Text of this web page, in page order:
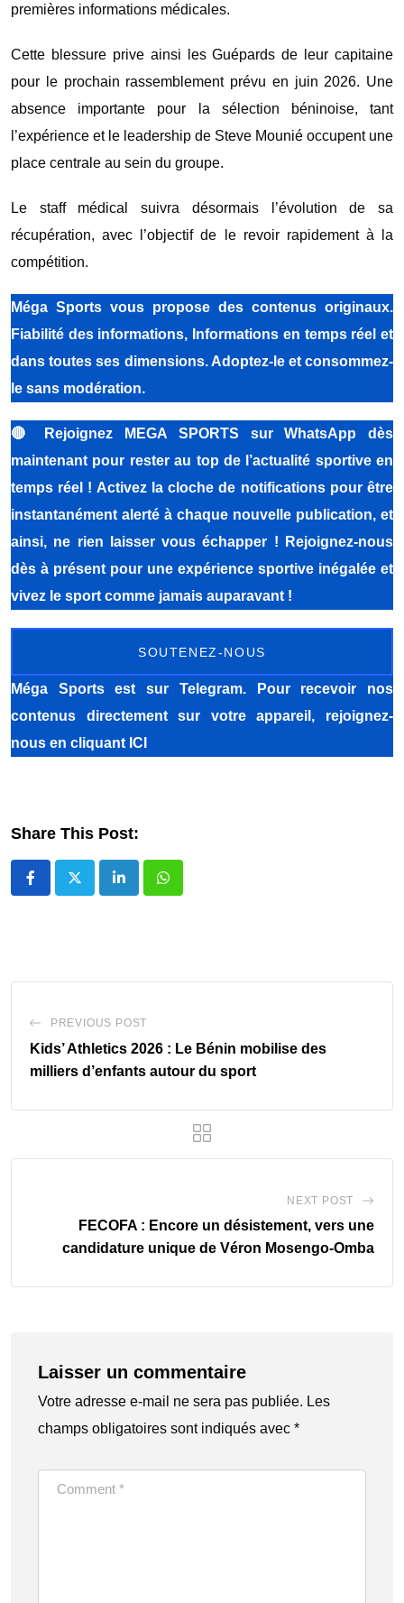
premières informations médicales.
Cette blessure prive ainsi les Guépards de leur capitaine
pour le prochain rassemblement prévu en juin 2026. Une
absence importante pour la sélection béninoise, tant
l’expérience et le leadership de Steve Mounié occupent une
place centrale au sein du groupe.
Le staff médical suivra désormais l’évolution de sa
récupération, avec l’objectif de le revoir rapidement à la
compétition.
Méga Sports vous propose des contenus originaux.
Fiabilité des informations, Informations en temps réel et
dans toutes ses dimensions. Adoptez-le et consommez-
le sans modération.
🔴
Rejoignez MEGA SPORTS sur WhatsApp dès
maintenant pour rester au top de l’actualité sportive en
temps réel ! Activez la cloche de notifications pour être
instantanément alerté à chaque nouvelle publication, et
ainsi, ne rien laisser vous échapper ! Rejoignez-nous
dès à présent pour une expérience sportive inégalée et
vivez le sport comme jamais auparavant !
SOUTENEZ-NOUS
Méga Sportsest sur Telegram. Pour recevoir nos
contenus directement sur votre appareil, rejoignez-
nous en cliquant ICI
Share This Post:
LinkedInWhatsapp
PREVIOUS POST
Kids’ Athletics 2026 : Le Bénin mobilise des
milliers d’enfants autour du sport
NEXT POST
FECOFA : Encore un désistement, vers une
candidature unique de Véron Mosengo-Omba
Laisser un commentaire
Votre adresse e-mail ne sera pas publiée. Les
champs obligatoires sont indiqués avec *